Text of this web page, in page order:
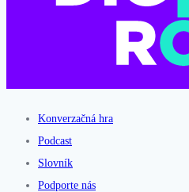
Konverzačná hra
Podcast
Slovník
Podporte nás